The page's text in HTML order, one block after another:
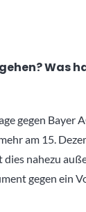
Was
gegen Bayer
am 15.
nahezu
gegen ein